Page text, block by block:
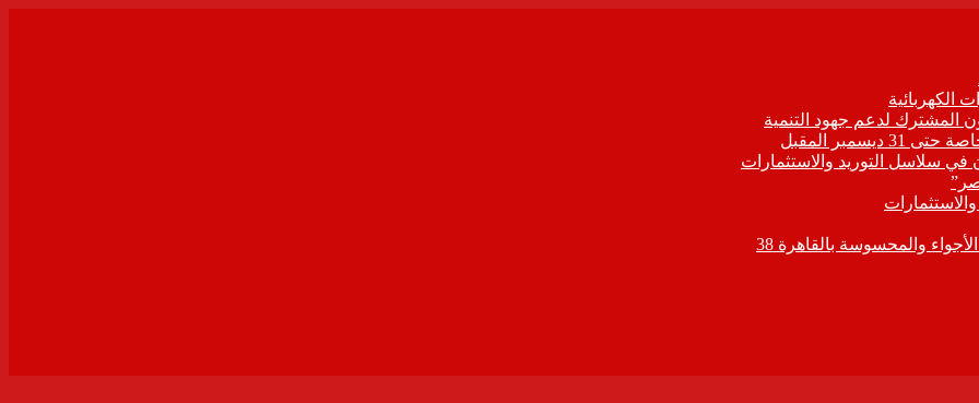
المشترك لدعم جهود التنمية
المقبل
في سلاسل التوريد والاستثمارات
والمحسوسة بالقاهرة 38